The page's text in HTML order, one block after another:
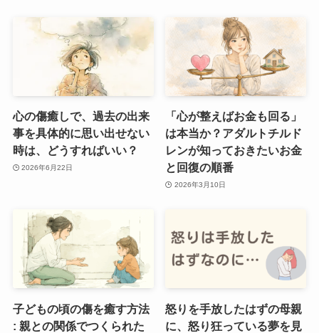
心の傷癒しで、過去の出来
事を具体的に思い出せない
時は、どうすればいい？
2026年6月22日
「心が整えばお金も回る」
は本当か？アダルトチルド
レンが知っておきたいお金
と回復の順番
2026年3月10日
子どもの頃の傷を癒す方法
: 親との関係でつくられた
怒りを手放したはずの母親
に、怒り狂っている夢を見